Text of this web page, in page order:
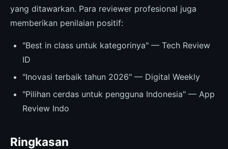
yang ditawarkan. Para reviewer profesional juga
memberikan penilaian positif:
"Best in class untuk kategorinya" — Tech Review
ID
"Inovasi terbaik tahun 2026" — Digital Weekly
"Pilihan cerdas untuk pengguna Indonesia" — App
Review Indo
Ringkasan